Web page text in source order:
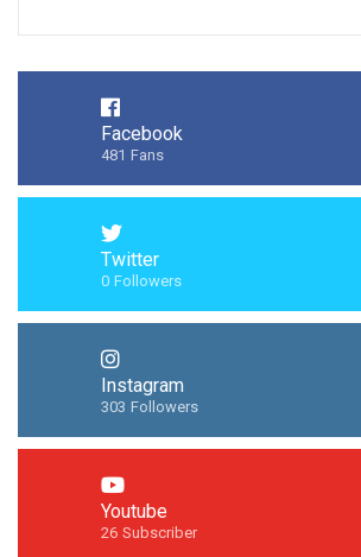
Facebook
481 Fans
Twitter
0 Followers
Instagram
303 Followers
Youtube
26 Subscriber